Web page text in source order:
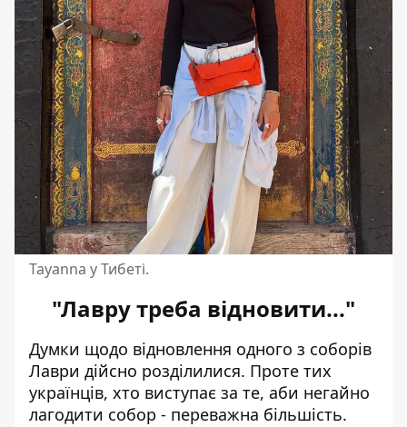
Tayanna у Тибеті.
"Лавру треба відновити..."
Думки щодо відновлення одного з соборів
Лаври дійсно розділилися. Проте тих
українців, хто виступає за те, аби негайно
лагодити собор - переважна більшість.